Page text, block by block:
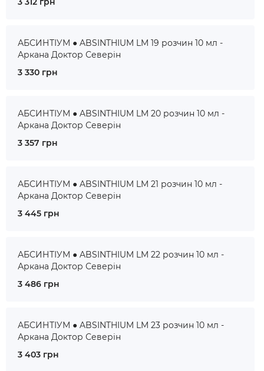
АБСИНТІУМ ● ABSINTHIUM LM 19 розчин 10 мл -
Аркана Доктор Северін
3 330 грн
АБСИНТІУМ ● ABSINTHIUM LM 20 розчин 10 мл -
Аркана Доктор Северін
3 357 грн
АБСИНТІУМ ● ABSINTHIUM LM 21 розчин 10 мл -
Аркана Доктор Северін
3 445 грн
АБСИНТІУМ ● ABSINTHIUM LM 22 розчин 10 мл -
Аркана Доктор Северін
3 486 грн
АБСИНТІУМ ● ABSINTHIUM LM 23 розчин 10 мл -
Аркана Доктор Северін
3 403 грн